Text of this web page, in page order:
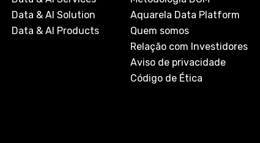
Data & AI Solution
Data & AI Products
Aquarela Data Platform
Quem somos
Relação com Investidores
Aviso de privacidade
Código de Ética